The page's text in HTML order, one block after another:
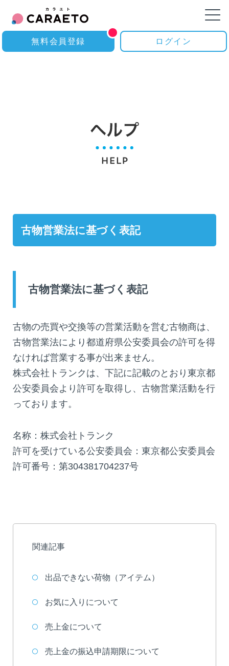
無料会員登録 ログイン
古物営業法に基づく表記
古物営業法に基づく表記
古物の売買や交換等の営業活動を営む古物商は、
古物営業法により都道府県公安委員会の許可を得
なければ営業する事が出来ません。
株式会社トランクは、下記に記載のとおり東京都
公安委員会より許可を取得し、古物営業活動を行
っております。
名称：株式会社トランク
許可を受けている公安委員会：東京都公安委員会
許可番号：第304381704237号
関連記事
出品できない荷物（アイテム）
お気に入りについて
売上金について
売上金の振込申請期限について